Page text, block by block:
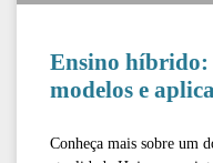
Ensino híbrido:
modelos e
Conheça mais sobre um